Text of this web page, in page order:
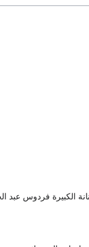
الكبيرة فردوس عبد